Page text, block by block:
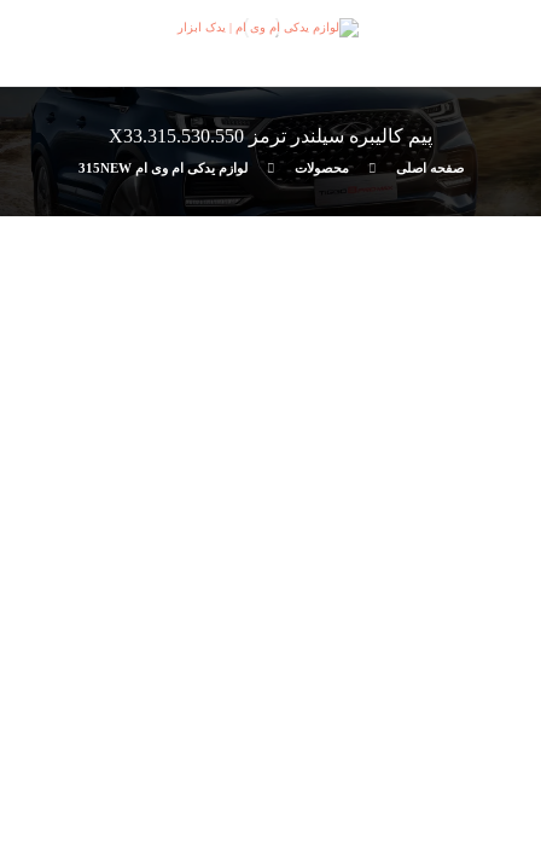
پیم کالیبره سیلندر ترمز 315.530.550.X33
صفحه اصلی محصولات لوازم یدکی ام وی ام 315NEW